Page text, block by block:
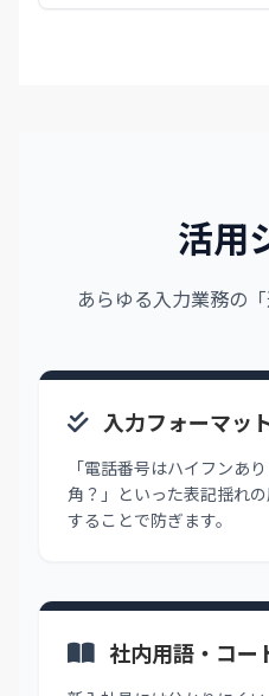
活用
あらゆる入力業務の
入力フォーマッ
「電話番号はハイフンあ
角？」といった表記揺れ
することで防ぎます。
社内用語・コー